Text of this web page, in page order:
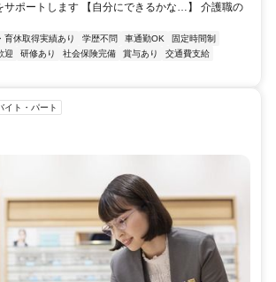
サポートします 【自分にできるかな…】 介護職の
育休取得実績あり 学歴不問 車通勤OK
固定時間制
迎 研修あり 社会保険完備 賞与あり
交通費支給
イト・パート